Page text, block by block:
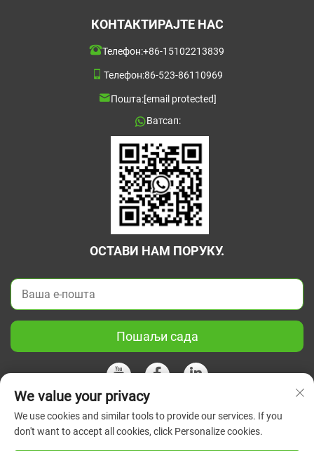
КОНТАКТИРАЈТЕ НАС
Телефон:+86-15102213839
Телефон:86-523-86110969
Пошта:[email protected]
Ватсап:
ОСТАВИ НАМ ПОРУКУ.
Пошаљи сада
Ауторско право © 2026 Кина Јиангсу Зелени Унион Научни
Инструмент Цо, Лтд. Сва права су задржана.
We value your privacy
We use cookies and similar tools to provide our services. If you
don't want to accept all cookies, click Personalize cookies.